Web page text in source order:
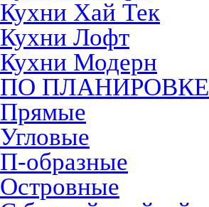
Кухни Хай Тек
Кухни Лофт
Кухни Модерн
ПО ПЛАНИРОВКЕ
Прямые
Угловые
П-образные
Островные